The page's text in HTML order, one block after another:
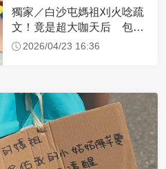
獨家／白沙屯媽祖刈火唸疏
文！竟是超大咖天后 包尿
布忍尿5小時不喊累
2026/04/23 16:36